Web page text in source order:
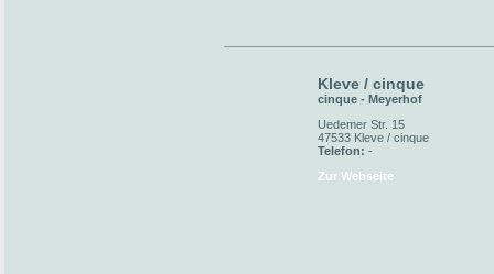
Kleve / cinque
cinque - Meyerhof
Uedemer Str. 15
47533 Kleve / cinque
Telefon: -
Zur Webseite